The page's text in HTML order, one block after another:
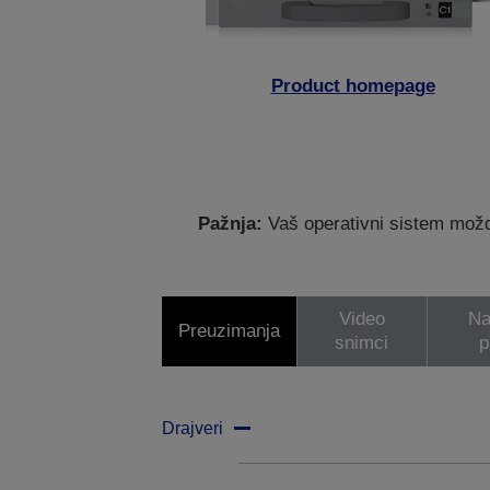
Product homepage
Pažnja: Vaš operativni sistem
Preuzimanja
Video
snimci
Drajveri